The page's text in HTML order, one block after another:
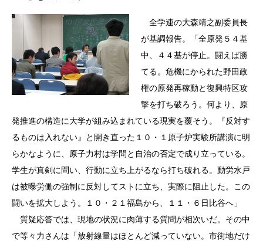
全学連の大森靖之副委員長
が基調報告。「全原発５４基
中、４４基が停止。闘えば勝
てる。危機にかられた野田政
権の原発再稼動と復興特区攻
撃を打ち破ろう。何より、原
発推進の構造に大学が組み込まれている現実を覆そう。『反対す
るものは入れない』と開き直った１０・１原子炉実験所講演に明
らかなように、原子力村は学問と自治の否定で成り立っている。
学生が真剣に問い、行動に立ち上がるなら打ち破れる。動労水戸
は被曝労働の強制に反対してストに立ち、実際に阻止した。この
闘いを拡大しよう。１０・２１福島から、１１・６日比谷へ」
質疑応答では、現地の状況に肉薄する質問が相次いだ。その中
で等々力さんは「放射線量はほとんど減っていない。市街地だけ